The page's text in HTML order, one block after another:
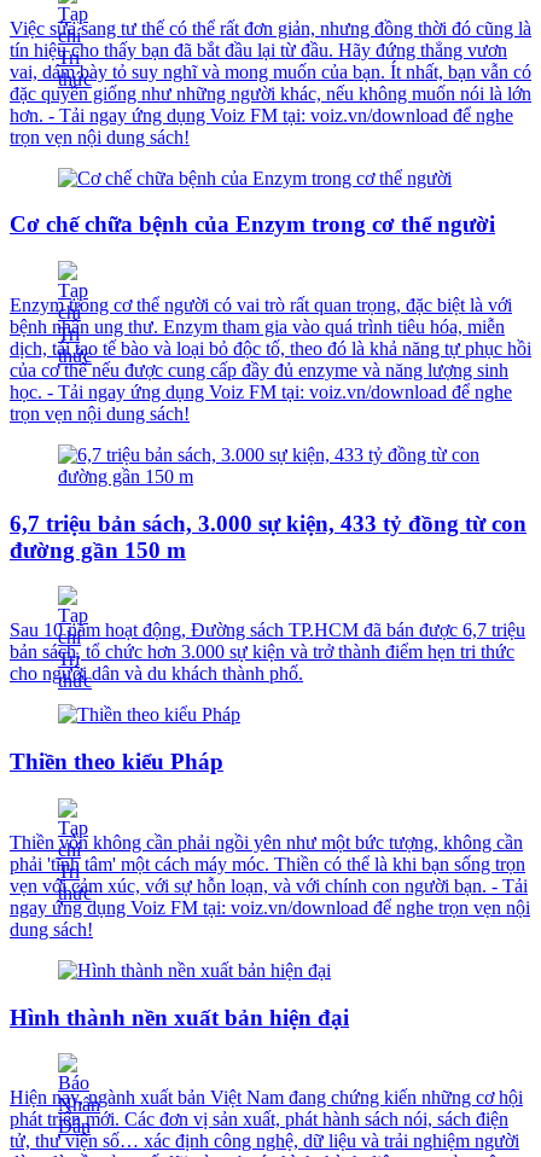
Việc sửa sang tư thế có thể rất đơn giản, nhưng đồng thời đó cũng là
tín hiệu cho thấy bạn đã bắt đầu lại từ đầu. Hãy đứng thẳng vươn
vai, dám bày tỏ suy nghĩ và mong muốn của bạn. Ít nhất, bạn vẫn có
đặc quyền giống như những người khác, nếu không muốn nói là lớn
hơn. - Tải ngay ứng dụng Voiz FM tại: voiz.vn/download để nghe
trọn vẹn nội dung sách!
Cơ chế chữa bệnh của Enzym trong cơ thể người
Enzym trong cơ thể người có vai trò rất quan trọng, đặc biệt là với
bệnh nhân ung thư. Enzym tham gia vào quá trình tiêu hóa, miễn
dịch, tái tạo tế bào và loại bỏ độc tố, theo đó là khả năng tự phục hồi
của cơ thể nếu được cung cấp đầy đủ enzyme và năng lượng sinh
học. - Tải ngay ứng dụng Voiz FM tại: voiz.vn/download để nghe
trọn vẹn nội dung sách!
6,7 triệu bản sách, 3.000 sự kiện, 433 tỷ đồng từ con
đường gần 150 m
Sau 10 năm hoạt động, Đường sách TP.HCM đã bán được 6,7 triệu
bản sách, tổ chức hơn 3.000 sự kiện và trở thành điểm hẹn tri thức
cho người dân và du khách thành phố.
Thiền theo kiểu Pháp
Thiền vốn không cần phải ngồi yên như một bức tượng, không cần
phải 'tĩnh tâm' một cách máy móc. Thiền có thể là khi bạn sống trọn
vẹn với cảm xúc, với sự hỗn loạn, và với chính con người bạn. - Tải
ngay ứng dụng Voiz FM tại: voiz.vn/download để nghe trọn vẹn nội
dung sách!
Hình thành nền xuất bản hiện đại
Hiện nay, ngành xuất bản Việt Nam đang chứng kiến những cơ hội
phát triển mới. Các đơn vị sản xuất, phát hành sách nói, sách điện
tử, thư viện số… xác định công nghệ, dữ liệu và trải nghiệm người